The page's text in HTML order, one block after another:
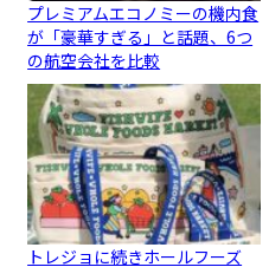
プレミアムエコノミーの機内食
が「豪華すぎる」と話題、6つ
の航空会社を比較
トレジョに続きホールフーズ